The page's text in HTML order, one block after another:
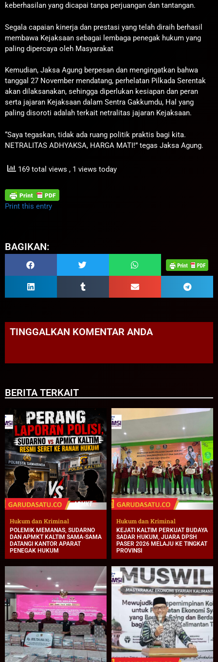
keberhasilan yang dicapai tanpa perjuangan dan tantangan.
Segala capaian kinerja dan prestasi yang telah diraih berhasil
membawa Kejaksaan sebagai lembaga penegak hukum yang
paling dipercaya oleh Masyarakat
Kemudian, Jaksa Agung berpesan dan mengingatkan bahwa
tanggal 27 November mendatang, perhelatan Pilkada Serentak
akan dilaksanakan, sehingga diperlukan kesiapan dan peran
serta jajaran Kejaksaan dalam Sentra Gakkumdu, Hal yang
paling disoroti adalah terkait netralitas jajaran Kejaksaan.
“Saya tegaskan, tidak ada ruang politik praktis bagi kita.
NETRALITAS ADHYAKSA, HARGA MATI!” tegas Jaksa Agung.
169 total views , 1 views today
Print this entry
BAGIKAN:
TINGGALKAN KOMENTAR ANDA
BERITA TERKAIT
Hukum dan Kriminal
POLEMIK MEMANAS, SUDARNO
DAN APMKT KALTIM SAMA-SAMA
DATANGI KANTOR APARAT
PENEGAK HUKUM
Hukum dan Kriminal
KEJATI KALTIM PERKUAT BUDAYA
SADAR HUKUM, JUARA DPSH
PASER 2026 MELAJU KE TINGKAT
PROVINSI